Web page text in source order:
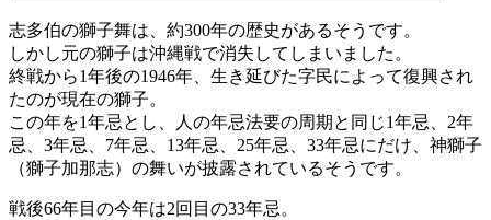
志多伯の獅子舞は、約300年の歴史があるそうです。
しかし元の獅子は沖縄戦で消失してしまいました。
終戦から1年後の1946年、生き延びた字民によって復興され
たのが現在の獅子。
この年を1年忌とし、人の年忌法要の周期と同じ1年忌、2年
忌、3年忌、7年忌、13年忌、25年忌、33年忌にだけ、神獅子
（獅子加那志）の舞いが披露されているそうです。
戦後66年目の今年は2回目の33年忌。